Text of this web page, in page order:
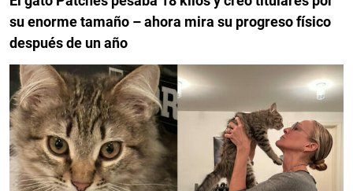
su enorme tamaño – ahora mira su progreso físico
después de un año